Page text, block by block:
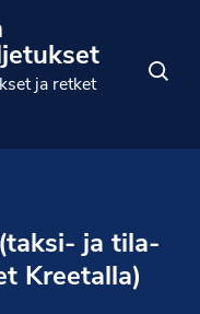
ja retket
ja tila-
Kreetalla)